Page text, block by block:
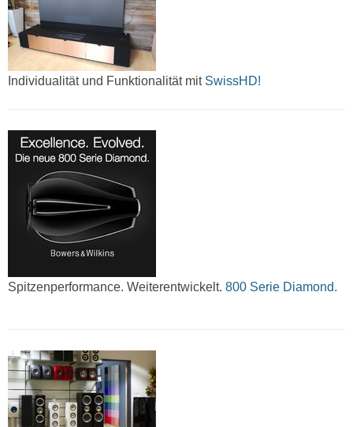
Individualität und Funktionalität mitSwissHD!
Spitzenperformance. Weiterentwickelt. 800 Serie Diamond.